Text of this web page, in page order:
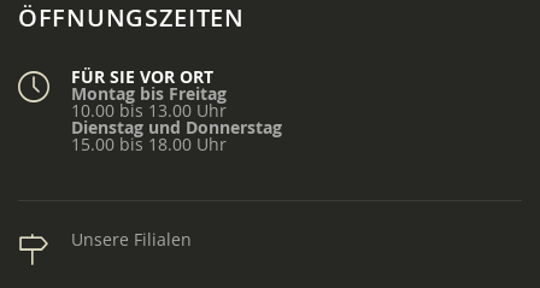
ÖFFNUNGSZEITEN
FÜR SIE VOR ORT
Montag bis Freitag
10.00 bis 13.00 Uhr
Dienstag und Donnerstag
15.00 bis 18.00 Uhr
Unsere Filialen